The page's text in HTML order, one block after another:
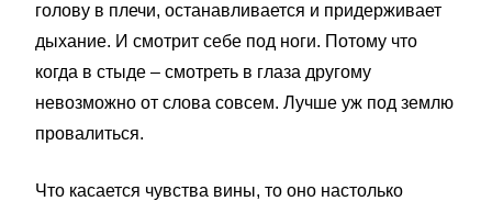
голову в плечи, останавливается и придерживает
дыхание. И смотрит себе под ноги. Потому что
когда в стыде – смотреть в глаза другому
невозможно от слова совсем. Лучше уж под землю
провалиться.
Что касается чувства вины, то оно настолько